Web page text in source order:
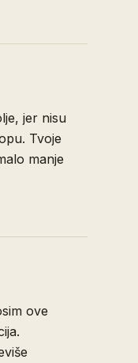
jer nisu
Tvoje
manje
ove